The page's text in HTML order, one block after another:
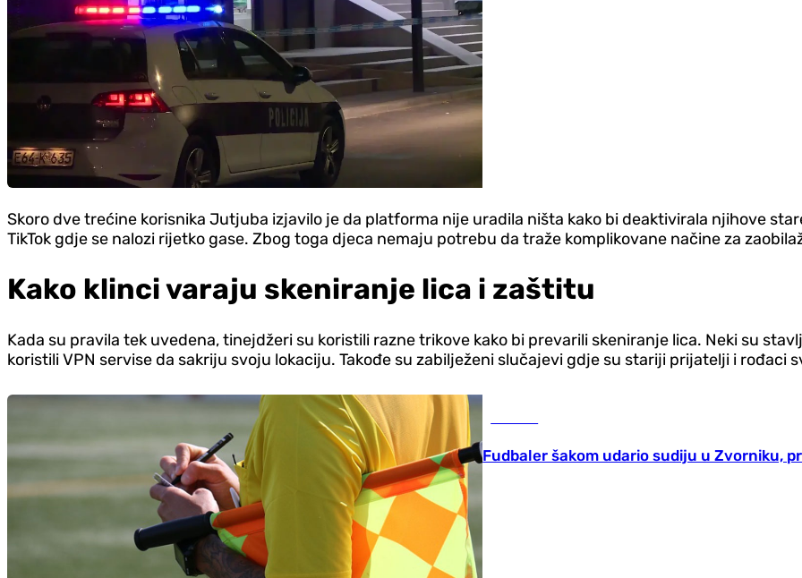
Skoro dve trećine korisnika Jutjuba izjavilo je da platforma nije uradila ništa kako bi deaktivirala njihove
TikTok gdje se nalozi rijetko gase. Zbog toga djeca nemaju potrebu da traže komplikovane načine za
Kako klinci varaju skeniranje lica i zaštitu
Kada su pravila tek uvedena, tinejdžeri su koristili razne trikove kako bi prevarili skeniranje lica. Neki su
koristili VPN servise da sakriju svoju lokaciju. Takođe su zabilježeni slučajevi gdje su stariji prijatelji i rođaci
Fudbaler šakom udario sudiju u Zvorniku,